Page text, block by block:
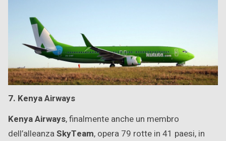
7. Kenya Airways
Kenya Airways, finalmente anche un membro
dell’alleanzaSkyTeam, opera 79 rotte in 41 paesi, in